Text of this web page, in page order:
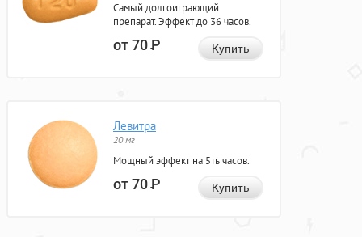
Самый долгоиграющий
препарат. Эффект до 36 часов.
от 70Р Купить
Левитра
20 мг
Мощный эффект на 5ть часов.
от 70Р Купить